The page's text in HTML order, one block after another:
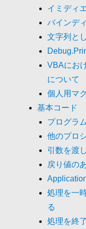
イミディ
バインデ
文字列と
VBAにお
について
個人用マ
基本コード
プログラ
他のプロ
引数を渡
戻り値の
処理を一
る
処理を終